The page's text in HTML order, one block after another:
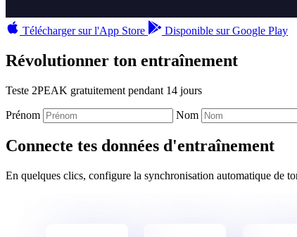
Télécharger sur l'App Store Disponible sur Google Play
Révolutionner ton entraînement
Teste 2PEAK gratuitement pendant 14 jours
Prénom Nom
Connecte tes données d'entraînement
En quelques clics, configure la synchronisation automatique de